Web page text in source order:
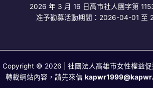
2026 年 3 月 16 日高市社人團字第
准予勸募活動期間：2026-04-01 至
Copyright © 2026 | 社團法人高雄市女性權益促
轉載網站內容，請先來信